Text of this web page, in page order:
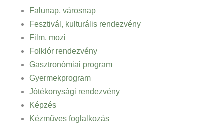
Falunap, városnap
Fesztivál, kulturális rendezvény
Film, mozi
Folklór rendezvény
Gasztronómiai program
Gyermekprogram
Jótékonysági rendezvény
Képzés
Kézműves foglalkozás